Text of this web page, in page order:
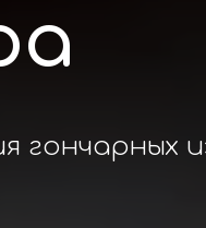
гончарных